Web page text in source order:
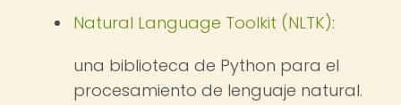
Natural Language Toolkit (NLTK):
una biblioteca de Python para el
procesamiento de lenguaje natural.